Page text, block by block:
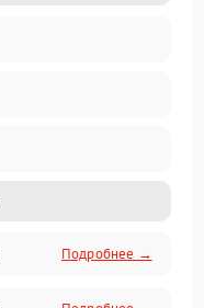
Подробнее →